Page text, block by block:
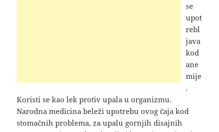
se
upot
rebl
java
kod
ane
mije
.
Koristi se kao lek protiv upala u organizmu.
Narodna medicina beleži upotrebu ovog čaja kod
stomačnih problema, za upalu gornjih disajnih